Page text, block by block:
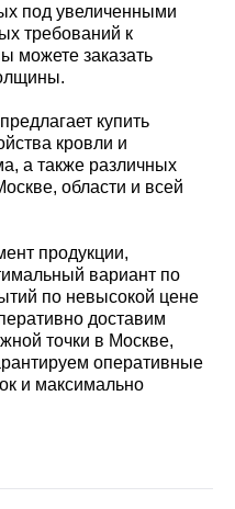
под увеличенными
требований к
можете заказать
купить
кровли и
а также различных
области и всей
продукции,
вариант по
по невысокой цене
доставим
точки в Москве,
оперативные
и максимально